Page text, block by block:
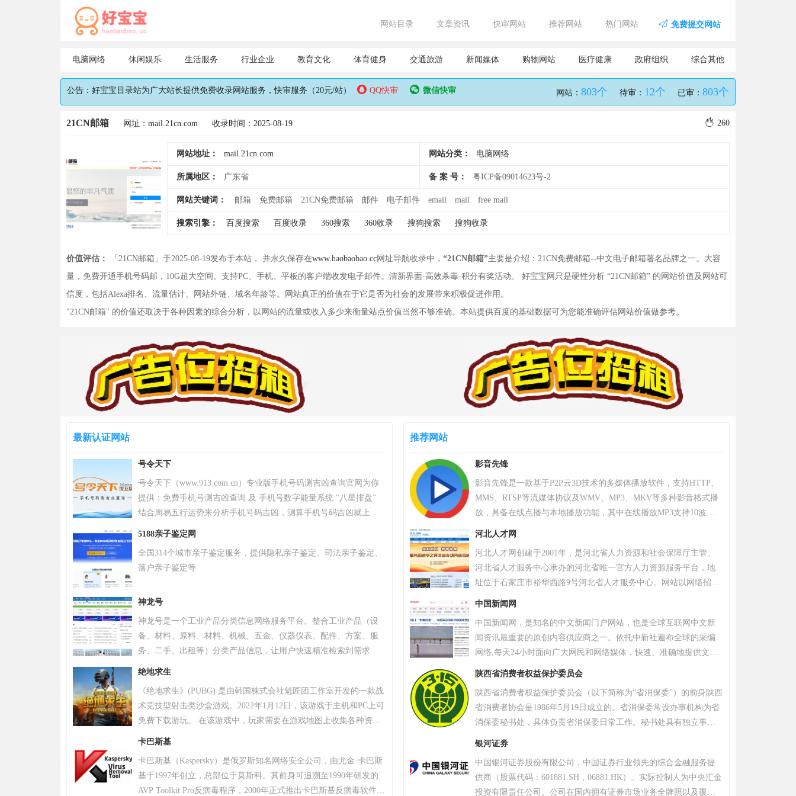
网站目录 文章资讯 快审网站 推荐网站 热门网站 免费提交网站
电脑网络 休闲娱乐 生活服务 行业企业 教育文化 体育健身 交通旅游 新闻媒体 购物网站 医疗健康 政府组织 综合其他
公告：好宝宝目录站为广大站长提供免费收录网站服务，快审服务（20元/站） QQ快审 微信快审 网站： 803个 待审： 12个 已审： 803个
21CN邮箱 网址：mail.21cn.com 收录时间：2025-08-19 260
网站地址： mail.21cn.com 网站分类： 电脑网络
所属地区： 广东省 备 案 号： 粤ICP备09014623号-2
网站关键词： 邮箱 免费邮箱 21CN免费邮箱 邮件 电子邮件 email mail free mail
搜索引擎： 百度搜索 百度收录 360搜索 360收录 搜狗搜索 搜狗收录
价值评估： 「21CN邮箱」于2025-08-19发布于本站， 并永久保存在www.haobaobao.cc网址导航收录中， “21CN邮箱”主要是介绍：21CN免费邮箱--中文电子邮箱著名品牌之一。大容
量，免费开通手机号码邮，10G超大空间。支持PC、手机、平板的客户端收发电子邮件。清新界面-高效杀毒-积分有奖活动。 好宝宝网只是硬性分析 “21CN邮箱” 的网站价值及网站可
信度，包括Alexa排名、流量估计、网站外链、域名年龄等。网站真正的价值在于它是否为社会的发展带来积极促进作用。
"21CN邮箱" 的价值还取决于各种因素的综合分析，以网站的流量或收入多少来衡量站点价值当然不够准确。本站提供百度的基础数据可为您能准确评估网站价值做参考。
最新认证网站
号令天下
号令天下（www.913.com.cn）专业版手机号码测吉凶查询官网为你
提供：免费手机号测吉凶查询 及 手机号数字能量系统 “八星排盘”
结合周易五行运势来分析手机号码吉凶，测算手机号码吉凶就上号
令天下官网手机号码测吉凶查询系统，专业最新版、超准，靠谱！
5188亲子鉴定网
全国314个城市亲子鉴定服务，提供隐私亲子鉴定、司法亲子鉴定、
落户亲子鉴定等
神龙号
神龙号是一个工业产品分类信息网络服务平台。整合工业产品（设
备、材料、原料、材料、机械、五金、仪器仪表、配件、方案、服
务、二手、出租等）分类产品信息，让用户快速精准检索到需求产
品信息。同时设有产品排行 榜单、产品品牌、品牌排行、行业专
式宣传企业产品或服务，获得更多商机。
绝地求生
《绝地求生》(PUBG) 是由韩国株式会社魁匠团工作室开发的一款战
术竞技型射击类沙盒游戏。2022年1月12日，该游戏于主机和PC上可
免费下载游玩。 在该游戏中，玩家需要在游戏地图上收集各种资
源，并在不断缩小的安全区域内对抗其他玩家，让自己生存到最后
奖，且打破了7项吉尼斯纪录。 2018年8月9日，《绝地求生》官方宣
布，将开启“百日行动”，进行持续数月的自查运动，为玩家提供一个
卡巴斯基
卡巴斯基（Kaspersky）是俄罗斯知名网络安全公司，由尤金·卡巴斯
基于1997年创立，总部位于莫斯科。其前身可追溯至1990年研发的
AVP Toolkit Pro反病毒程序，2000年正式推出卡巴斯基反病毒软件。
推荐网站
影音先锋
影音先锋是一款基于P2P云3D技术的多媒体播放软件，支持HTTP、
MMS、RTSP等流媒体协议及WMV、MP3、MKV等多种影音格式播
放，具备在线点播与本地播放功能，其中在线播放MP3支持10波段
均衡器调节。 该软件采用DirectShow和DirectSound技术开发播放内
QuickTime Player等解码核心，支持硬件加速模式及多核解码技术。
移动版本提供划屏手势操作（调节亮度、音量、进度）和平板玻璃
界面，支持37种语言包自动切换。PC版集成P2P网络功能，支持磁力
链接、BT种子边下边播。 2024至2025年推出的版本新增无线文件传
输、在线直播、短视频聚合功能，优化硬件加速并兼容ARM/X86最
新指令集。
河北人才网
河北人才网创建于2001年，是河北省人力资源和社会保障厅主管、
河北省人才服务中心承办的河北省唯一官方人力资源服务平台，地
址位于石家庄市裕华西路9号河北省人才服务中心。网站以网络招
聘、现场招聘为核心功能，涵盖雄安分市场、冰雪人才、国际人才
截至2014年1月，网站合作企业超6万家，注册简历达70余万份，稳
居全省网络招聘行业领先地位。
中国新闻网
中国新闻网，是知名的中文新闻门户网站，也是全球互联网中文新
闻资讯最重要的原创内容供应商之一。依托中新社遍布全球的采编
网络,每天24小时面向广大网民和网络媒体，快速、准确地提供文
字、图片、视频等多样化的资讯服务。在新闻报道方面，中新网动
量转载。
陕西省消费者权益保护委员会
陕西省消费者权益保护委员会（以下简称为“省消保委”）的前身陕西
省消费者协会是1986年5月19日成立的。省消保委常设办事机构为省
消保委秘书处，具体负责省消保委日常工作。秘书处具有独立事业
单位法人资格。根据省消保委秘书处担负的公益职责，结合全省消
究部、消费指导部、投诉部、组联与信息部等５个部门，是陕西省
消费者权益保护机构。投诉电话：029-86138452。
银河证券
中国银河证券股份有限公司，中国证券行业领先的综合金融服务提
供商（股票代码：601881.SH，06881.HK）。实际控制人为中央汇金
投资有限责任公司。公司在国内拥有证券市场业务全牌照以及覆盖